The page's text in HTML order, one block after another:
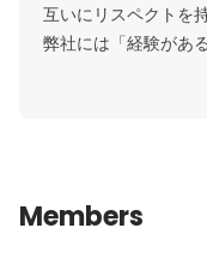
をお任せします！
互いにリスペクトを
弊社には「経験があ
Members